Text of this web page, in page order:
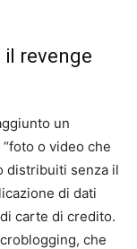
revenge
un
o video che
distribuiti senza il
di dati
carte di credito.
che